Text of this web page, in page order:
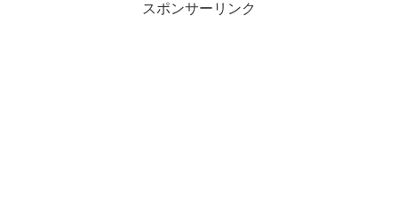
スポンサーリンク